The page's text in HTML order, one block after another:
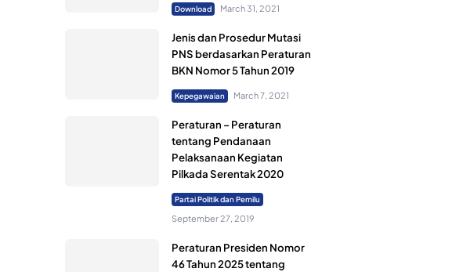
Download March 31, 2021
Jenis dan Prosedur Mutasi
PNS berdasarkan Peraturan
BKN Nomor 5 Tahun 2019
Kepegawaian March 7, 2021
Peraturan – Peraturan
tentang Pendanaan
Pelaksanaan Kegiatan
Pilkada Serentak 2020
Partai Politik dan Pemilu
September 27, 2019
Peraturan Presiden Nomor
46 Tahun 2025 tentang